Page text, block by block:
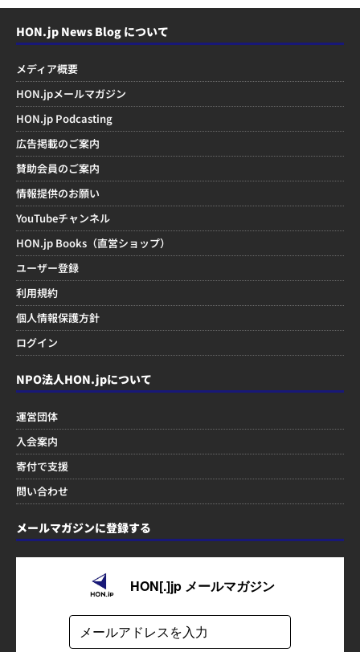
HON.jp News Blog について
メディア概要
HON.jpメールマガジン
HON.jp Podcasting
広告掲載のご案内
賛助会員のご案内
情報提供のお願い
YouTubeチャンネル
HON.jp Books（直営ショップ）
ユーザー登録
利用規約
個人情報保護方針
ログイン
NPO法人HON.jpについて
運営団体
入会案内
寄付で支援
問い合わせ
メールマガジンに登録する